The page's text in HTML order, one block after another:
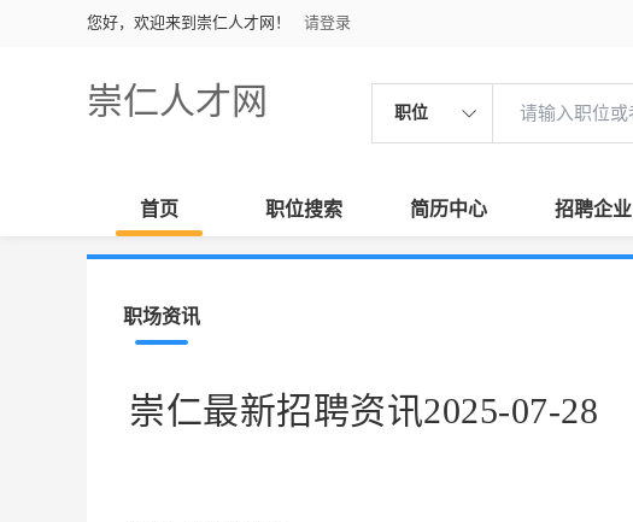
您好，欢迎来到崇仁人才网！ 请登录
崇仁人才网 职位
首页 职位搜索 简历中心 招聘企业
职场资讯
崇仁最新招聘资讯2025-07-28